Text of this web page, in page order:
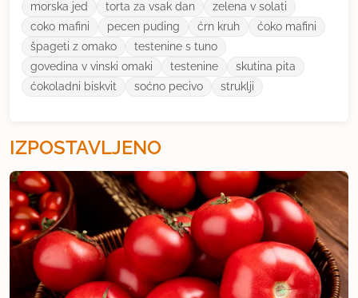
morska jed torta za vsak dan
zelena v solati
coko mafini
pecen puding ćrn kruh
ćoko mafini
špageti z omako
testenine s tuno
govedina v vinski omaki
testenine
skutina pita
ćokoladni biskvit
soćno pecivo struklji
IZPOSTAVLJENO